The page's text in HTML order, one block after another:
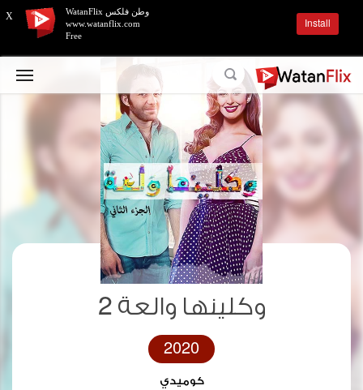
وكلينها والعة 2
2020
كوميدي
X
وطن فلكس WatanFlix
www.watanflix.com
Free
Install